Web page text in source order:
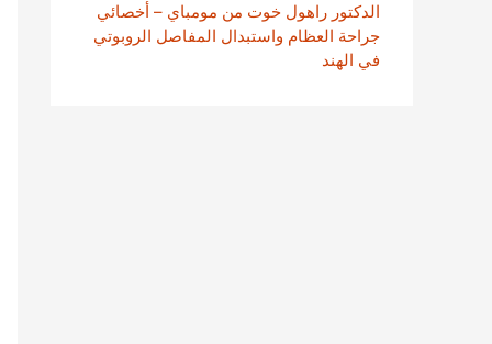
الدكتور راهول خوت من مومباي – أخصائي
جراحة العظام واستبدال المفاصل الروبوتي
في الهند